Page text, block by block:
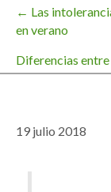
de
← Las
en verano
Diferencias
19 julio 2018